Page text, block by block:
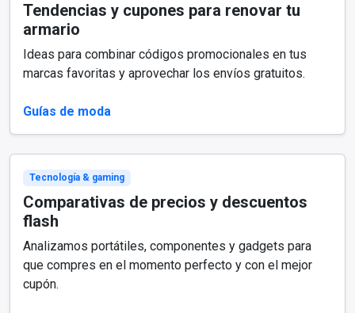
Tendencias y cupones para renovar tu
armario
Ideas para combinar códigos promocionales en tus
marcas favoritas y aprovechar los envíos gratuitos.
Guías de moda
Tecnología & gaming
Comparativas de precios y descuentos
flash
Analizamos portátiles, componentes y gadgets para
que compres en el momento perfecto y con el mejor
cupón.